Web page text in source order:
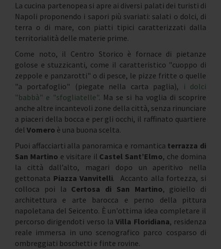
La cucina partenopea si apre ai diversi palati dei turisti di
Napoli proponendo i sapori più svariati: salati o dolci, di
terra o di mare, con piatti tipici caratterizzati dalla
territorialità delle materie prime.
Come noto, il Centro Storico è fornace di pietanze
golose e stuzzicanti, come il caratteristico "cuoppo di
zeppole e panzarotti" o di pesce, le pizze fritte o quelle
"a portafoglio" (piegate nella carta paglia), i dolci
"babbà" e "sfogliatelle". Ma se si ha voglia di scoprire
anche altre incantevoli zone della città, senza rinunciare
a piaceri della bocca e per gli occhi, il raffinato quartiere
del Vomero è una buona scelta.
Puoi affacciarti alla panoramica e romantica terrazza di
San Martino e visitare il Castel Sant’Elmo, che domina
la città dall’alto, magari dopo un aperitivo nella
gettonata Piazza Vanvitelli. Accanto alla fortezza, si
colloca poi la Certosa di San Martino, gioiello di
architettura e arte barocca e perno della pittura
napoletana del Seicento. È un'ottima idea completare il
percorso dirigendoti verso laVilla Floridiana, residenza
reale immersa in uno scenografico parco cosparso di
ombreggiati boschetti e finte rovine.